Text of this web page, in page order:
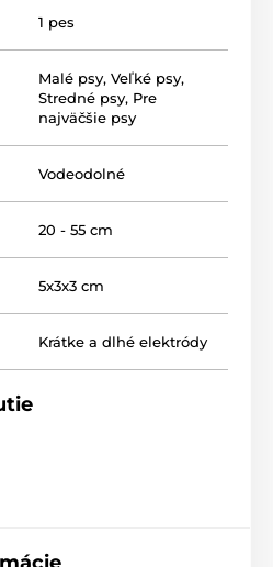
štekanie nazáklade
. Ide o najspoľahlivejšiu a
ako korekciu
metódu korekcie, na ktorú
1 pes
Malé psy, Veľké psy,
Stredné psy, Pre
najväčšie psy
Vodeodolné
20 - 55 cm
5x3x3 cm
Krátke a dlhé elektródy